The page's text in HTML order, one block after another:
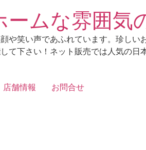
ムな雰囲気
笑い声であふれています。珍し
下さい！ネット販売では人気の
店舗情報 お問合せ